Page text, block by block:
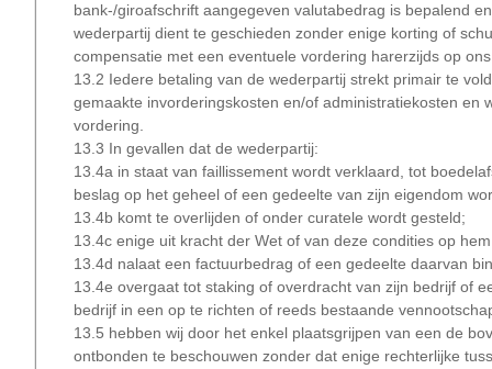
bank-/giroafschrift aangegeven valutabedrag is bepalend
wederpartij dient te geschieden zonder enige korting of
compensatie met een eventuele vordering harerzijds op
13.2 Iedere betaling van de wederpartij strekt primair te
gemaakte invorderingskosten en/of administratiekosten
vordering.
13.3 In gevallen dat de wederpartij:
13.4a in staat van faillissement wordt verklaard, tot
beslag op het geheel of een gedeelte van zijn eigendom
13.4b komt te overlijden of onder curatele wordt gesteld;
13.4c enige uit kracht der Wet of van deze condities op
13.4d nalaat een factuurbedrag of een gedeelte daarvan
13.4e overgaat tot staking of overdracht van zijn bedrijf of
bedrijf in een op te richten of reeds bestaande
13.5 hebben wij door het enkel plaatsgrijpen van een de
ontbonden te beschouwen zonder dat enige rechterlijke